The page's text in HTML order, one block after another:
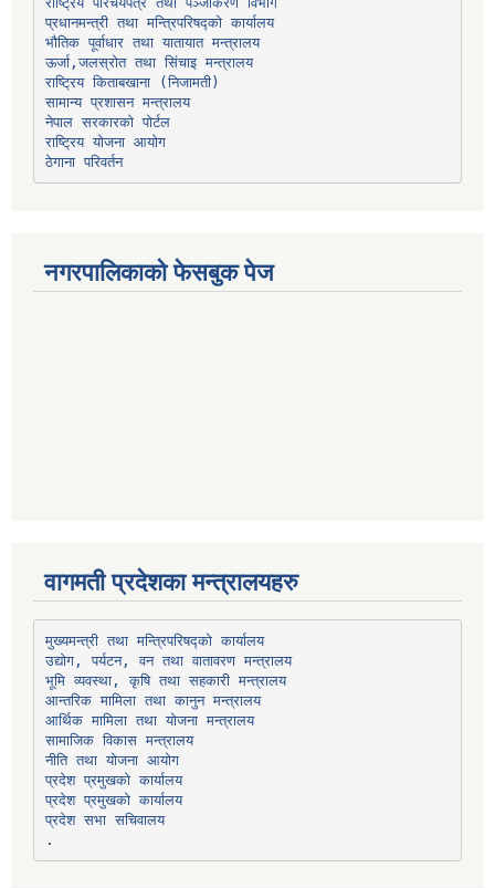
प्रधानमन्त्री तथा मन्त्रिपरिषद्को कार्यालय
भौतिक पूर्वाधार तथा यातायात मन्त्रालय
ऊर्जा,जलस्रोत तथा सिंचाइ मन्त्रालय
सामान्य प्रशासन मन्त्रालय
नेपाल सरकारको पोर्टल
राष्ट्रिय योजना आयोग
ठेगाना परिवर्तन
नगरपालिकाको फेसबुक पेज
वागमती प्रदेशका मन्त्रालयहरु
मुख्यमन्त्री तथा मन्त्रिपरिषद्को कार्यालय
उद्योग, पर्यटन, वन तथा वातावरण मन्त्रालय
भूमि व्यवस्था, कृषि तथा सहकारी मन्त्रालय
आन्तरिक मामिला तथा कानुन मन्त्रालय
आर्थिक मामिला तथा योजना मन्त्रालय
सामाजिक विकास मन्त्रालय
नीति तथा योजना आयोग
प्रदेश प्रमुखको कार्यालय
प्रदेश प्रमुखको कार्यालय
प्रदेश सभा सचिवालय